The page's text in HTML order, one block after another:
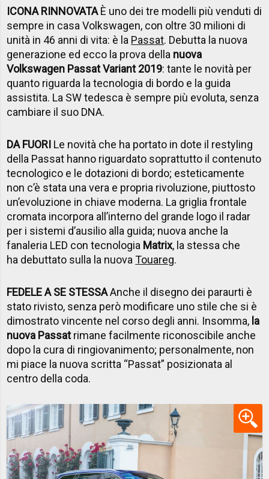
ICONA RINNOVATAÈ uno dei tre modelli più venduti di
sempre in casa Volkswagen, con oltre 30 milioni di
unità in 46 anni di vita: è la Passat. Debutta la nuova
generazione ed ecco la prova della nuova
Volkswagen Passat Variant 2019: tante le novità per
quanto riguarda la tecnologia di bordo e la guida
assistita. La SW tedesca è sempre più evoluta, senza
cambiare il suo DNA.
DA FUORI Le novità che ha portato in dote il restyling
della Passat hanno riguardato soprattutto il contenuto
tecnologico e le dotazioni di bordo; esteticamente
non c’è stata una vera e propria rivoluzione, piuttosto
un’evoluzione in chiave moderna. La griglia frontale
cromata incorpora all’interno del grande logo il radar
per i sistemi d’ausilio alla guida; nuova anche la
fanaleria LED con tecnologia Matrix, la stessa che
ha debuttato sulla la nuovaTouareg.
FEDELE A SE STESSAAnche il disegno dei paraurti è
stato rivisto, senza però modificare uno stile che si è
dimostrato vincente nel corso degli anni. Insomma, la
nuova Passatrimane facilmente riconoscibile anche
dopo la cura di ringiovanimento; personalmente, non
mi piace la nuova scritta “Passat” posizionata al
centro della coda.